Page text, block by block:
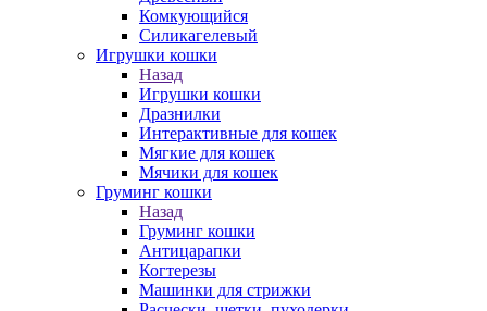
Комкующийся
Силикагелевый
Игрушки кошки
Назад
Игрушки кошки
Дразнилки
Интерактивные для кошек
Мягкие для кошек
Мячики для кошек
Груминг кошки
Назад
Груминг кошки
Антицарапки
Когтерезы
Машинки для стрижки